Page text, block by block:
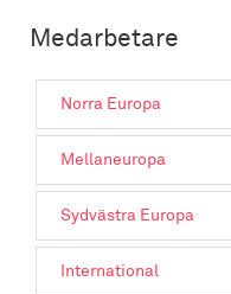
Medarbetare
Norra Europa
Mellaneuropa
Sydvästra Europa
International